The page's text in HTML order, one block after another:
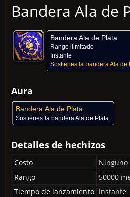
Bandera Ala de
Bandera Ala de Plata
Rango ilimitado
Instante
Sostienes la bandera Ala de
Aura
Bandera Ala de Plata
Sostienes la bandera Ala de Plata.
Detalles de hechizos
Costo
Ninguno
Rango
50000
Tiempo de lanzamiento Instante